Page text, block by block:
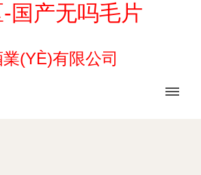
国产无吗毛片
(YÈ)有限公司